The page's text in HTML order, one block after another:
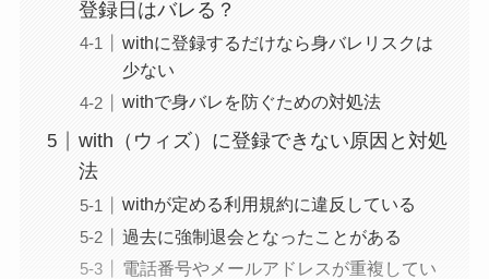
登録日はバレる？
withに登録するだけなら身バレリスクは
少ない
withで身バレを防ぐための対処法
with（ウィズ）に登録できない原因と対処
法
withが定める利用規約に違反している
過去に強制退会となったことがある
電話番号やメールアドレスが重複してい